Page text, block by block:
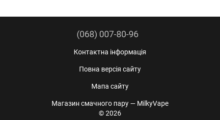
(068) 007-80-96
Контактна інформація
Повна версія сайту
Мапа сайту
Магазин смачного пару — MilkyVape
© 2026